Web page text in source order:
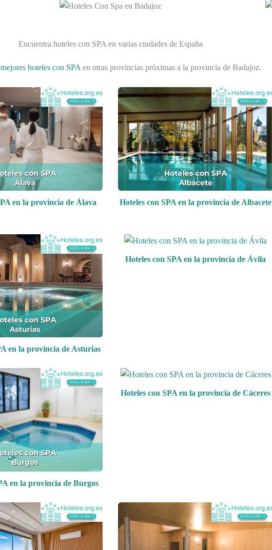
Encuentra hoteles con SPA en varias ciudades de España
hoteles con SPA en otras provincias próximas a la provincia de Badajoz.
en la provincia de Álava Hoteles con SPA en la provincia de Albacete
en la provincia de Asturias
Hoteles con SPA en la provincia de Ávila
en la provincia de Burgos
Hoteles con SPA en la provincia de Cáceres